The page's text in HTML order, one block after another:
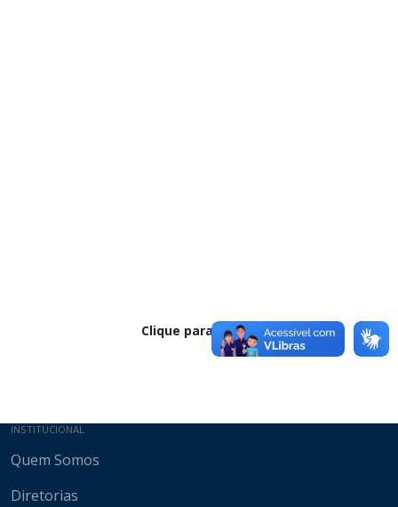
Clique para baixar
Mapa do site
INSTITUCIONAL
Quem Somos
Diretorias